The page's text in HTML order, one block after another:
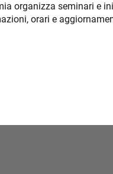
organizza seminari e
orari e